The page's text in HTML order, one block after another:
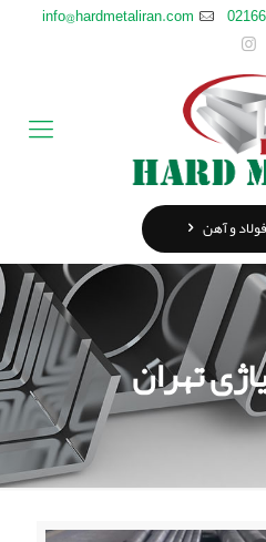
info@hardmetaliran.com
فولاد و آهن
تهران